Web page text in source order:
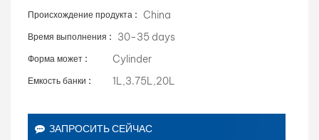
Происхождение продукта : China
Время выполнения : 30-35 days
Форма может : Cylinder
Емкость банки : 1L,3.75L,20L
ЗАПРОСИТЬ СЕЙЧАС